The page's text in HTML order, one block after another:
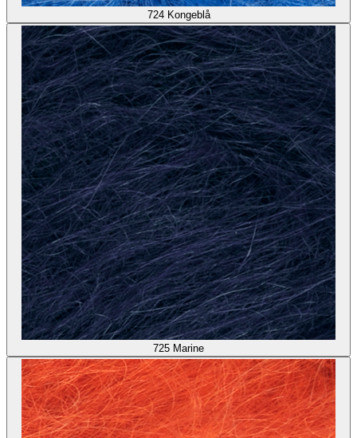
724 Kongeblå
725 Marine